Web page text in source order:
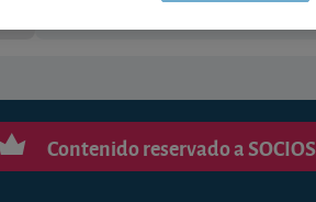
Contenido reservado a SOCIOS